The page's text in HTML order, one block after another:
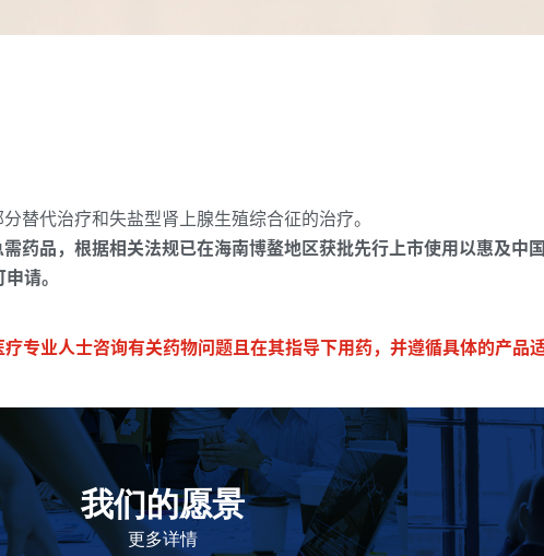
替代治疗和失盐型肾上腺生殖综合征的治疗。
药品，根据相关法规已在海南博鳌地区获批先行上市使用以惠及中
请。
专业人士咨询有关药物问题且在其指导下用药，并遵循具体的产品
我们的愿景
更多详情
一个负责任的企业公民，在全球提供优质和患者可
及的药物，传递我们的价值。
我们的
此